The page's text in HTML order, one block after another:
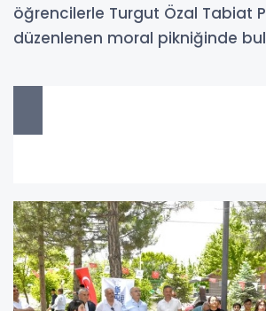
öğrencilerle Turgut Özal Tabiat
düzenlenen moral pikniğinde